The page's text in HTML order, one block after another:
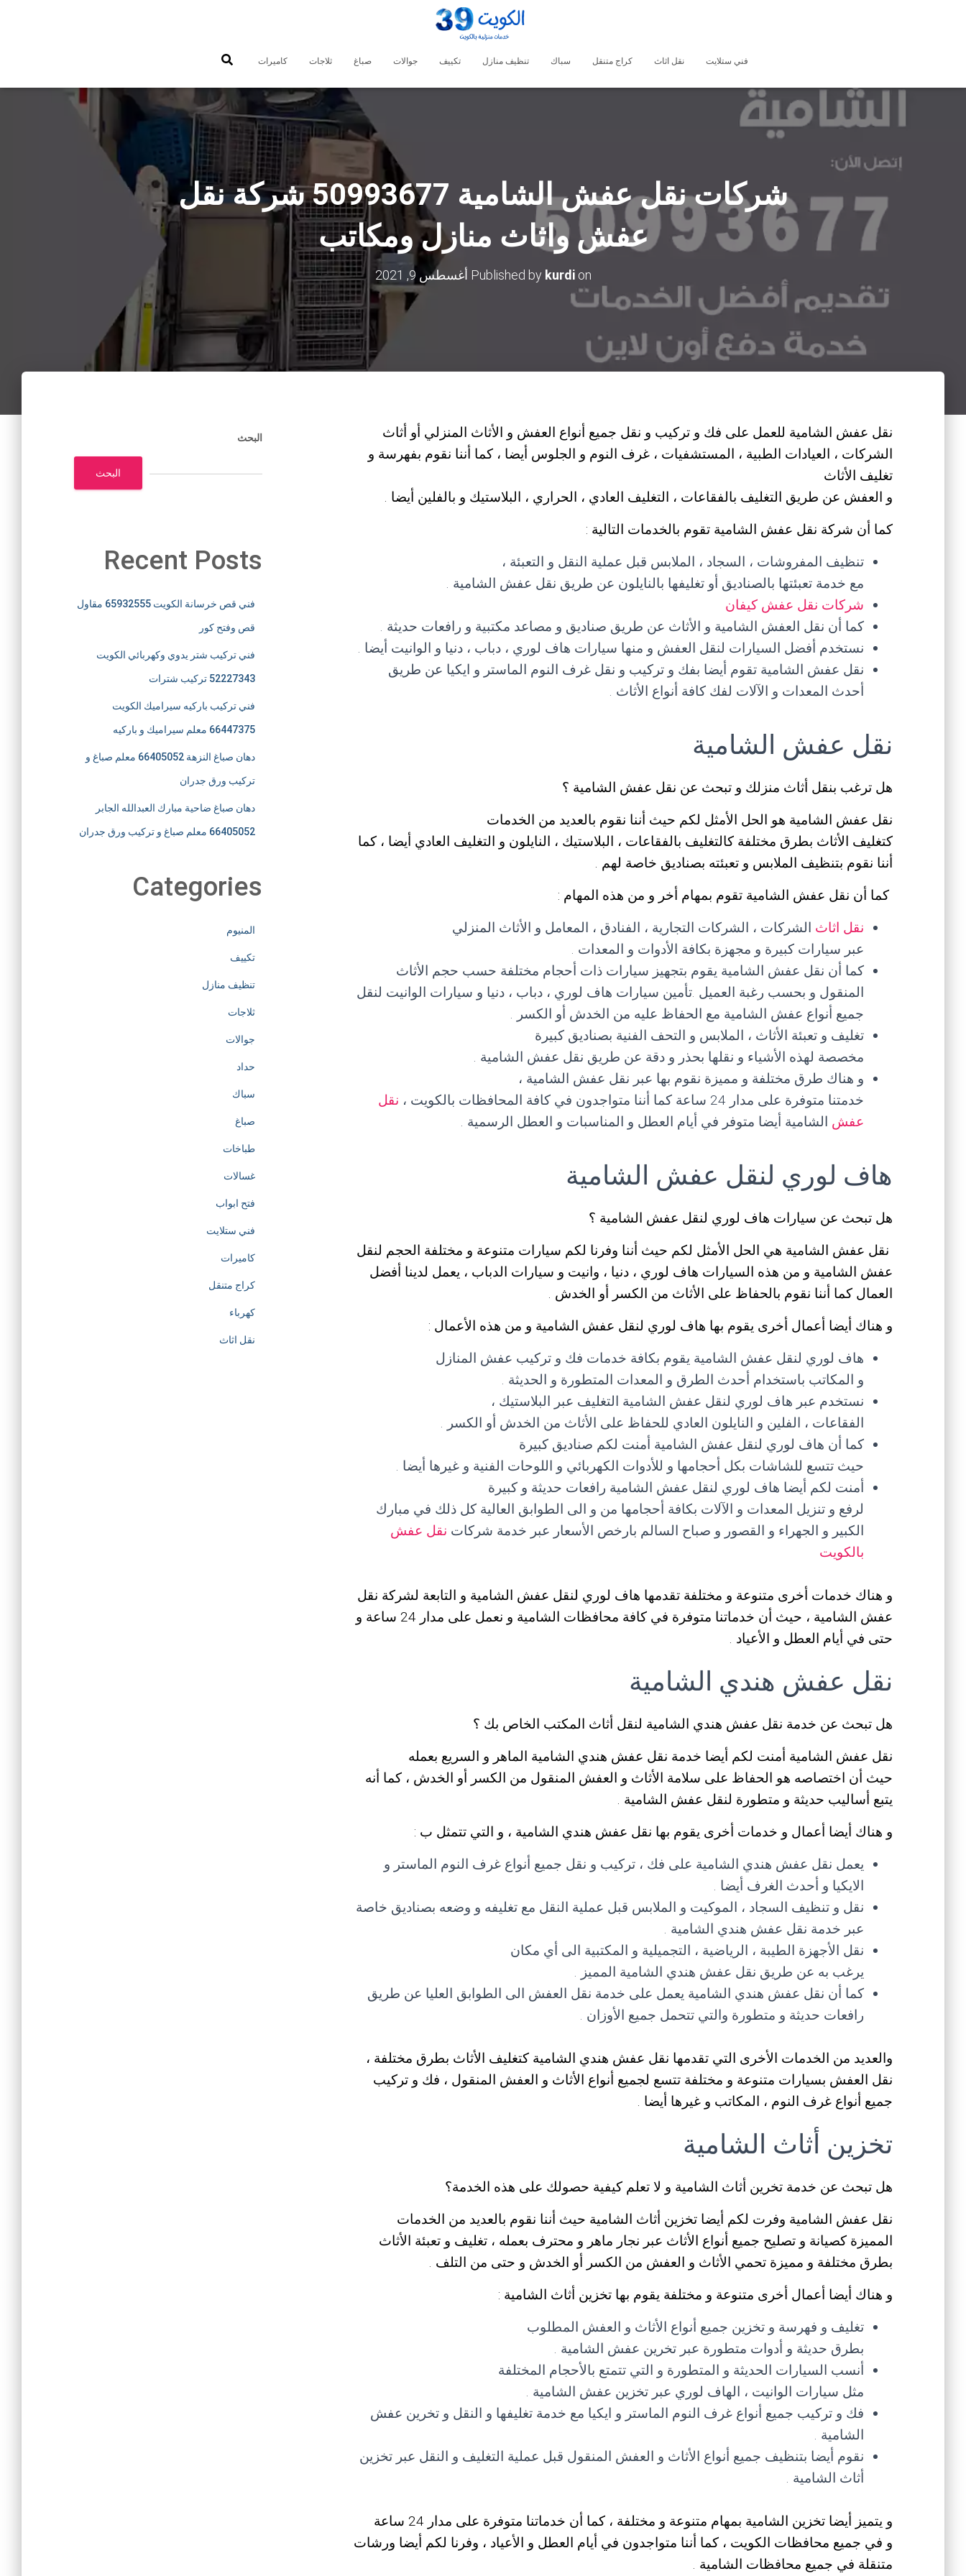
فني ستلايت نقل اثاث كراج متنقل سباك تنظيف منازل تكييف جوالات صباغ ثلاجات كاميرات
شركات نقل عفش الشامية 50993677 شركة نقل
عفش واثاث منازل ومكاتب
Published by kurdion أغسطس 9, 2021
نقل عفش الشامية للعمل على فك و تركيب و نقل جميع أنواع العفش و الأثاث المنزلي أو أثاث
الشركات ، العيادات الطبية ، المستشفيات ، غرف النوم و الجلوس أيضا ، كما أننا نقوم بفهرسة و
تغليف الأثاث
و العفش عن طريق التغليف بالفقاعات ، التغليف العادي ، الحراري ، البلاستيك و بالفلين أيضا .
كما أن شركة نقل عفش الشامية تقوم بالخدمات التالية :
تنظيف المفروشات ، السجاد ، الملابس قبل عملية النقل و التعبئة ،
مع خدمة تعبئتها بالصناديق أو تغليفها بالنايلون عن طريق نقل عفش الشامية .
شركات نقل عفش كيفان
كما أن نقل العفش الشامية و الأثاث عن طريق صناديق و مصاعد مكتبية و رافعات حديثة .
نستخدم أفضل السيارات لنقل العفش و منها سيارات هاف لوري ، دباب ، دنيا و الوانيت أيضا .
نقل عفش الشامية تقوم أيضا بفك و تركيب و نقل غرف النوم الماستر و ايكيا عن طريق
أحدث المعدات و الآلات لفك كافة أنواع الأثاث .
نقل عفش الشامية
هل ترغب بنقل أثاث منزلك و تبحث عن نقل عفش الشامية ؟
نقل عفش الشامية هو الحل الأمثل لكم حيث أننا نقوم بالعديد من الخدمات
كتغليف الأثاث بطرق مختلفة كالتغليف بالفقاعات ، البلاستيك ، النايلون و التغليف العادي أيضا ، كما
أننا نقوم بتنظيف الملابس و تعبئته بصناديق خاصة لهم .
كما أن نقل عفش الشامية تقوم بمهام أخر و من هذه المهام :
نقل اثاث الشركات ، الشركات التجارية ، الفنادق ، المعامل و الأثاث المنزلي
عبر سيارات كبيرة و مجهزة بكافة الأدوات و المعدات .
كما أن نقل عفش الشامية يقوم بتجهيز سيارات ذات أحجام مختلفة حسب حجم الأثاث
المنقول و بحسب رغبة العميل .تأمين سيارات هاف لوري ، دباب ، دنيا و سيارات الوانيت لنقل
جميع أنواع عفش الشامية مع الحفاظ عليه من الخدش أو الكسر .
تغليف و تعبئة الأثاث ، الملابس و التحف الفنية بصناديق كبيرة
مخصصة لهذه الأشياء و نقلها بحذر و دقة عن طريق نقل عفش الشامية .
و هناك طرق مختلفة و مميزة نقوم بها عبر نقل عفش الشامية ،
خدمتنا متوفرة على مدار 24 ساعة كما أننا متواجدون في كافة المحافظات بالكويت ،
نقل
عفش الشامية أيضا متوفر في أيام العطل و المناسبات و العطل الرسمية .
هاف لوري لنقل عفش الشامية
هل تبحث عن سيارات هاف لوري لنقل عفش الشامية ؟
نقل عفش الشامية هي الحل الأمثل لكم حيث أننا وفرنا لكم سيارات متنوعة و مختلفة الحجم لنقل
عفش الشامية و من هذه السيارات هاف لوري ، دنيا ، وانيت و سيارات الدباب ، يعمل لدينا أفضل
العمال كما أننا نقوم بالحفاظ على الأثاث من الكسر أو الخدش .
و هناك أيضا أعمال أخرى يقوم بها هاف لوري لنقل عفش الشامية و من هذه الأعمال :
هاف لوري لنقل عفش الشامية يقوم بكافة خدمات فك و تركيب عفش المنازل
و المكاتب باستخدام أحدث الطرق و المعدات المتطورة و الحديثة .
نستخدم عبر هاف لوري لنقل عفش الشامية التغليف عبر البلاستيك ،
الفقاعات ، الفلين و النايلون العادي للحفاظ على الأثاث من الخدش أو الكسر .
كما أن هاف لوري لنقل عفش الشامية أمنت لكم صناديق كبيرة
حيث تتسع للشاشات بكل أحجامها و للأدوات الكهربائي و اللوحات الفنية و غيرها أيضا .
أمنت لكم أيضا هاف لوري لنقل عفش الشامية رافعات حديثة و كبيرة
لرفع و تنزيل المعدات و الآلات بكافة أحجامها من و الى الطوابق العالية كل ذلك في مبارك
الكبير و الجهراء و القصور و صباح السالم بارخص الأسعار عبر خدمة شركات نقل عفش
بالكويت
و هناك خدمات أخرى متنوعة و مختلفة تقدمها هاف لوري لنقل عفش الشامية و التابعة لشركة نقل
عفش الشامية ، حيث أن خدماتنا متوفرة في كافة محافظات الشامية و نعمل على مدار 24 ساعة و
حتى في أيام العطل و الأعياد .
نقل عفش هندي الشامية
هل تبحث عن خدمة نقل عفش هندي الشامية لنقل أثاث المكتب الخاص بك ؟
نقل عفش الشامية أمنت لكم أيضا خدمة نقل عفش هندي الشامية الماهر و السريع بعمله
حيث أن اختصاصه هو الحفاظ على سلامة الأثاث و العفش المنقول من الكسر أو الخدش ، كما أنه
يتبع أساليب حديثة و متطورة لنقل عفش الشامية .
و هناك أيضا أعمال و خدمات أخرى يقوم بها نقل عفش هندي الشامية ، و التي تتمثل ب :
يعمل نقل عفش هندي الشامية على فك ، تركيب و نقل جميع أنواع غرف النوم الماستر و
الايكيا و أحدث الغرف أيضا .
نقل و تنظيف السجاد ، الموكيت و الملابس قبل عملية النقل مع تغليفه و وضعه بصناديق خاصة
عبر خدمة نقل عفش هندي الشامية .
نقل الأجهزة الطيبة ، الرياضية ، التجميلية و المكتبية الى أي مكان
يرغب به عن طريق نقل عفش هندي الشامية المميز .
كما أن نقل عفش هندي الشامية يعمل على خدمة نقل العفش الى الطوابق العليا عن طريق
رافعات حديثة و متطورة والتي تتحمل جميع الأوزان .
والعديد من الخدمات الأخرى التي تقدمها نقل عفش هندي الشامية كتغليف الأثاث بطرق مختلفة ،
نقل العفش بسيارات متنوعة و مختلفة تتسع لجميع أنواع الأثاث و العفش المنقول ، فك و تركيب
جميع أنواع غرف النوم ، المكاتب و غيرها أيضا .
تخزين أثاث الشامية
هل تبحث عن خدمة تخرين أثاث الشامية و لا تعلم كيفية حصولك على هذه الخدمة؟
نقل عفش الشامية وفرت لكم أيضا تخزين أثاث الشامية حيث أننا نقوم بالعديد من الخدمات
المميزة كصيانة و تصليح جميع أنواع الأثاث عبر نجار ماهر و محترف بعمله ، تغليف و تعبئة الأثاث
بطرق مختلفة و مميزة تحمي الأثاث و العفش من الكسر أو الخدش و حتى من التلف .
و هناك أيضا أعمال أخرى متنوعة و مختلفة يقوم بها تخزين أثاث الشامية :
تغليف و فهرسة و تخزين جميع أنواع الأثاث و العفش المطلوب
بطرق حديثة و أدوات متطورة عبر تخرين عفش الشامية .
أنسب السيارات الحديثة و المتطورة و التي تتمتع بالأحجام المختلفة
مثل سيارات الوانيت ، الهاف لوري عبر تخزين عفش الشامية .
فك و تركيب جميع أنواع غرف النوم الماستر و ايكيا مع خدمة تغليفها و النقل و تخرين عفش
الشامية .
نقوم أيضا بتنظيف جميع أنواع الأثاث و العفش المنقول قبل عملية التغليف و النقل عبر تخزين
أثاث الشامية .
و يتميز أيضا تخزين الشامية بمهام متنوعة و مختلفة ، كما أن خدماتنا متوفرة على مدار 24 ساعة
و في جميع محافظات الكويت ، كما أننا متواجدون في أيام العطل و الأعياد ، وفرنا لكم أيضا ورشات
متنقلة في جميع محافظات الشامية .
البحث
البحث
Recent Posts
فني قص خرسانة الكويت 65932555 مقاول
قص وفتح كور
فني تركيب شتر يدوي وكهربائي الكويت
52227343 تركيب شترات
فني تركيب باركيه سيراميك الكويت
66447375 معلم سيراميك و باركيه
دهان صباغ النزهة 66405052 معلم صباغ و
تركيب ورق جدران
دهان صباغ ضاحية مبارك العبدالله الجابر
66405052 معلم صباغ و تركيب ورق جدران
Categories
المنيوم
تكييف
تنظيف منازل
ثلاجات
جوالات
حداد
سباك
صباغ
طباخات
غسالات
فتح ابواب
فني ستلايت
كاميرات
كراج متنقل
كهرباء
نقل اثاث